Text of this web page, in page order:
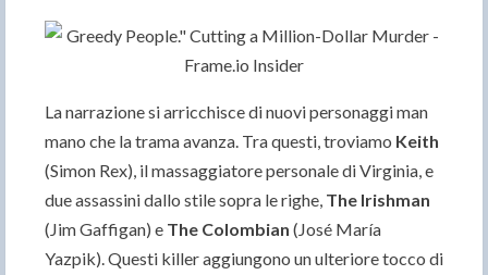
La narrazione si arricchisce di nuovi personaggi man
mano che la trama avanza. Tra questi, troviamo Keith
(Simon Rex), il massaggiatore personale di Virginia, e
due assassini dallo stile sopra le righe, The Irishman
(Jim Gaffigan) e The Colombian (José María
Yazpik). Questi killer aggiungono un ulteriore tocco di